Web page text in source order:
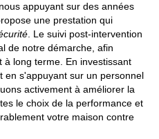
appuyant sur des années
une prestation qui
. Le suivi post-intervention
de notre démarche, afin
long terme. En investissant
en s'appuyant sur un personnel
activement à améliorer la
le choix de la performance et
votre maison contre